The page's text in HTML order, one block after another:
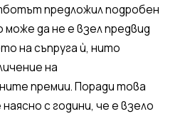
предложил подробен
може да не е взел предвид
на съпруга ѝ, нито
на
премии. Поради това
с години, че е взело